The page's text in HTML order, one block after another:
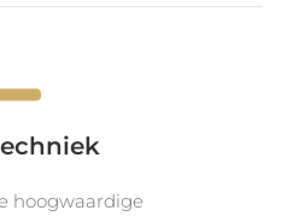
hoogwaardige